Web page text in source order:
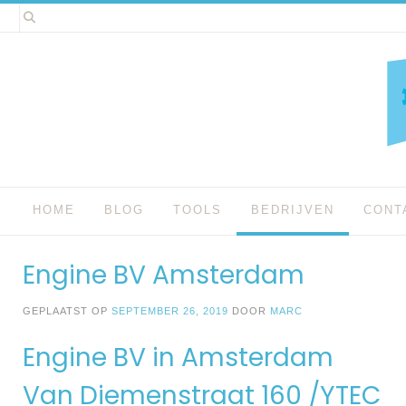
Spring
naar
HOME BLOG TOOLS BEDRIJVEN
Engine BV Amsterdam
GEPLAATST OP SEPTEMBER 26, 2019 DOOR MARC
Engine BV in Amsterdam
Van Diemenstraat 160 /YTEC